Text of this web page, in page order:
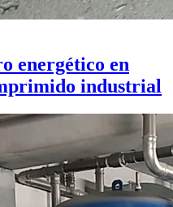
energético en
industrial